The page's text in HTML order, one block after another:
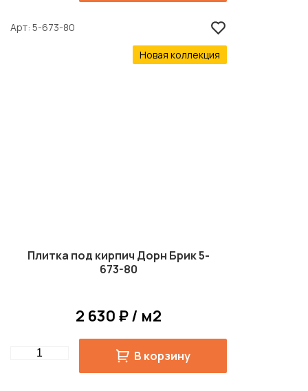
Арт 5-673-80
Новая коллекция
Плитка под кирпич Дорн Брик 5-
673-80
2 630 ₽ / м2
Quantity В корзину